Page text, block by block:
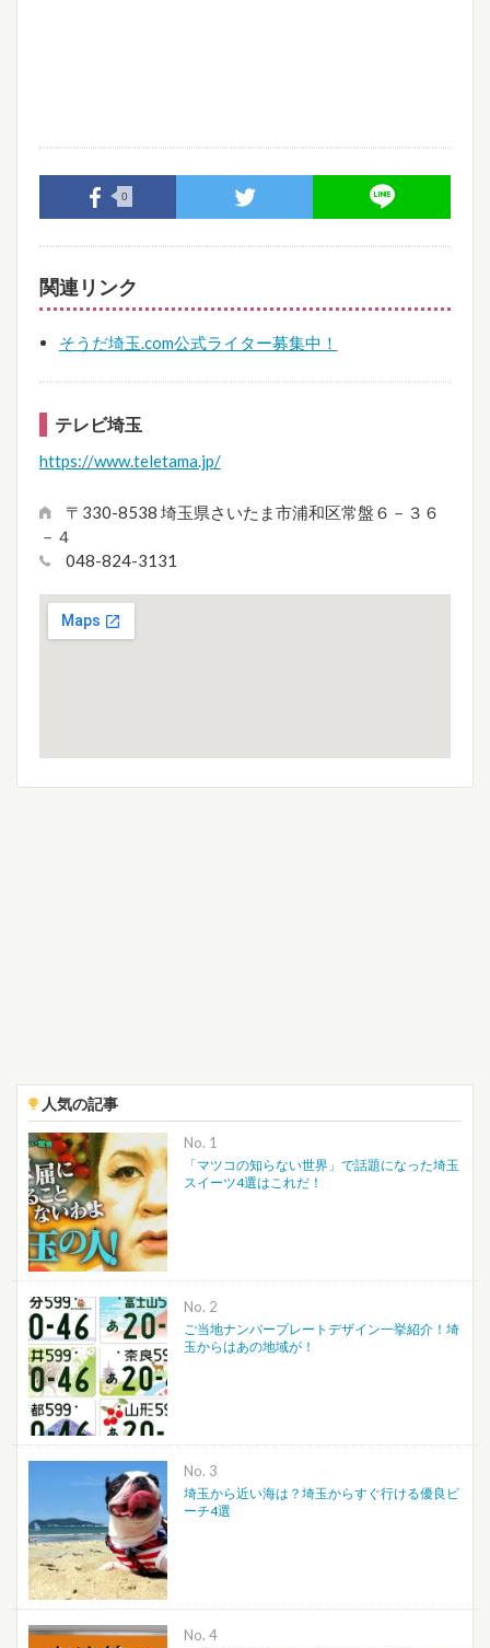
0
関連リンク
そうだ埼玉.com公式ライター募集中！
テレビ埼玉
https://www.teletama.jp/
〒330-8538 埼玉県さいたま市浦和区常盤６－３６
－４
048-824-3131
人気の記事
No.
「マツコの知らない世界」で話題になった埼玉
スイーツ4選はこれだ！
No.
ご当地ナンバープレートデザイン一挙紹介！埼
玉からはあの地域が！
No.
埼玉から近い海は？埼玉からすぐ行ける優良ビ
ーチ4選
No.